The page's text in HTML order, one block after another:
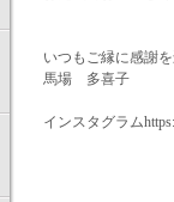
いつもご縁に感謝
馬場 多喜子
インスタグラム